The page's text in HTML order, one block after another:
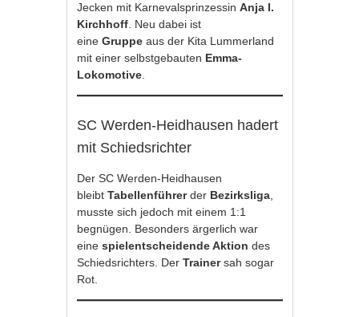
Jecken mit KarnevalsprinzessinAnja I.
Kirchhoff . Neu dabei ist
eineGruppe aus der Kita Lummerland
mit einer selbstgebauten Emma-
Lokomotive
SC Werden-Heidhausen hadert
mit Schiedsrichter
Der SC Werden-Heidhausen
bleibtTabellenführerder Bezirksliga
musste sich jedoch mit einem 1:1
begnügen. Besonders ärgerlich war
einespielentscheidende Aktion des
Schiedsrichters. DerTrainersah sogar
Rot.